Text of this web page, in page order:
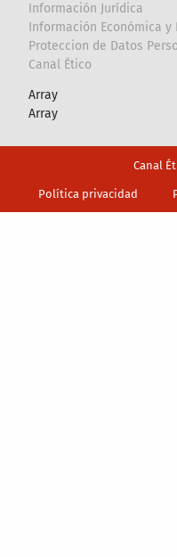
Información Jurídica
Información Económica y
Proteccion de Datos
Canal Ético
Array
Array
Canal
Política privacidad